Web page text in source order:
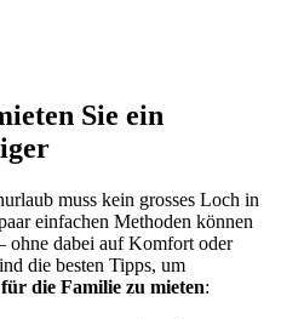
Sie ein
muss kein grosses Loch in
einfachen Methoden können
ohne dabei auf Komfort oder
die besten Tipps, um
die Familie zu mieten: